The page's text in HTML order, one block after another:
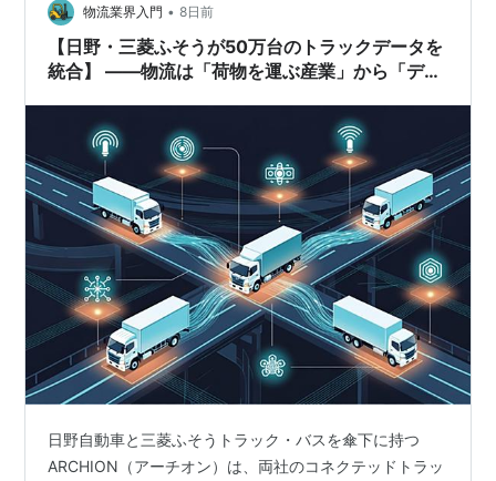
物流業界入門 • 8日前
【日野・三菱ふそうが50万台のトラックデータを
統合】 ――物流は「荷物を運ぶ産業」から「デー
日野自動車と三菱ふそうトラック・バスを傘下に持つ
ARCHION（アーチオン）は、両社のコネクテッドトラッ